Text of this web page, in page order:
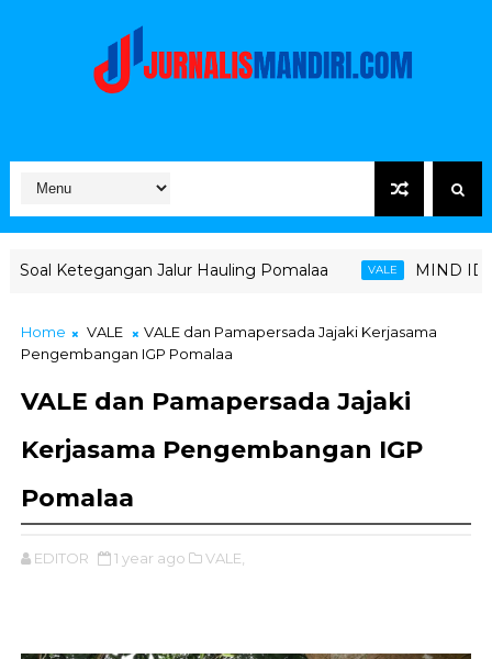
Jalur Hauling Pomalaa VALE MIND ID Tegaskan
Home VALE
VALE dan Pamapersada Jajaki Kerjasama
Pengembangan IGP Pomalaa
VALE dan Pamapersada Jajaki
Kerjasama Pengembangan IGP
Pomalaa
EDITOR 1 year ago VALE,